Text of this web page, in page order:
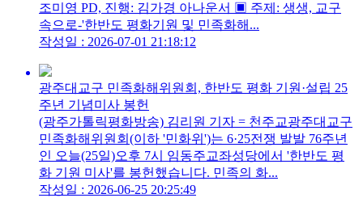
조미영 PD, 진행: 김가경 아나운서 ▣ 주제: 생생, 교구
속으로-'한반도 평화기원 및 민족화해...
작성일 : 2026-07-01 21:18:12
광주대교구 민족화해위원회, 한반도 평화 기원·설립 25
주년 기념미사 봉헌
(광주가톨릭평화방송) 김리원 기자 = 천주교광주대교구
민족화해위원회(이하 '민화위')는 6·25전쟁 발발 76주년
인 오늘(25일)오후 7시 임동주교좌성당에서 '한반도 평
화 기원 미사'를 봉헌했습니다. 민족의 화...
작성일 : 2026-06-25 20:25:49